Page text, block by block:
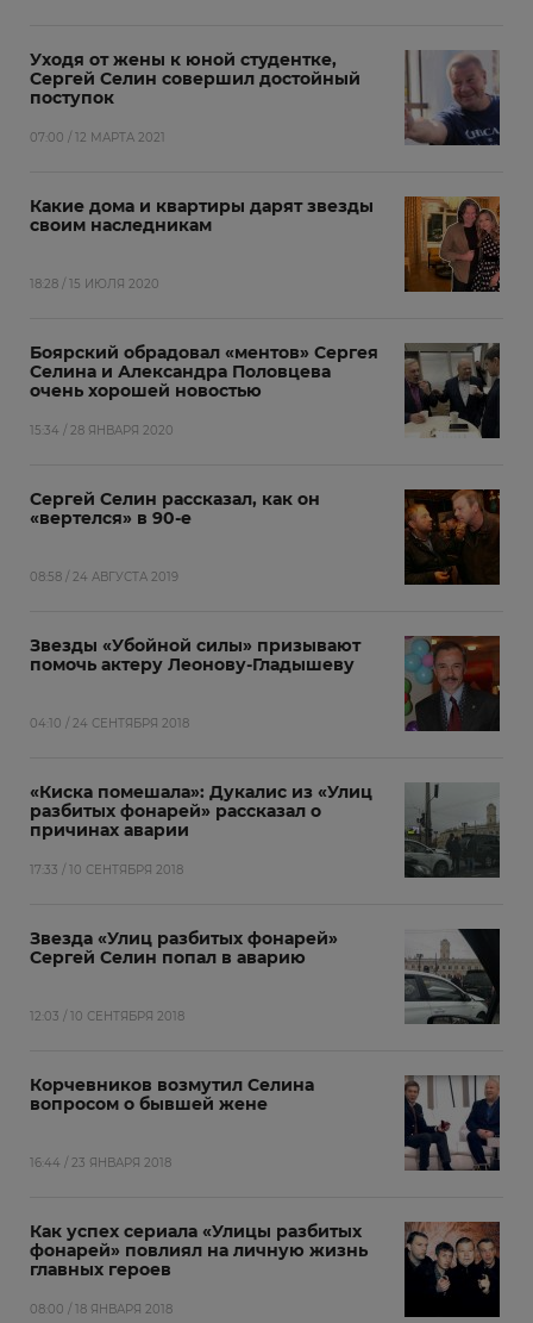
Уходя от жены к юной студентке,
Сергей Селин совершил достойный
поступок
07:00 / 12 МАРТА 2021
Какие дома и квартиры дарят звезды
своим наследникам
18:28 / 15 ИЮЛЯ 2020
Боярский обрадовал «ментов» Сергея
Селина и Александра Половцева
очень хорошей новостью
15:34 / 28 ЯНВАРЯ 2020
Сергей Селин рассказал, как он
«вертелся» в 90-е
08:58 / 24 АВГУСТА 2019
Звезды «Убойной силы» призывают
помочь актеру Леонову-Гладышеву
04:10 / 24 СЕНТЯБРЯ 2018
«Киска помешала»: Дукалис из «Улиц
разбитых фонарей» рассказал о
причинах аварии
17:33 / 10 СЕНТЯБРЯ 2018
Звезда «Улиц разбитых фонарей»
Сергей Селин попал в аварию
12:03 / 10 СЕНТЯБРЯ 2018
Корчевников возмутил Селина
вопросом о бывшей жене
16:44 / 23 ЯНВАРЯ 2018
Как успех сериала «Улицы разбитых
фонарей» повлиял на личную жизнь
главных героев
08:00 / 18 ЯНВАРЯ 2018